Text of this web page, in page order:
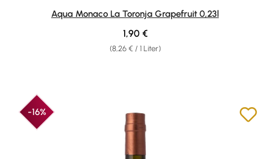
Durchschnittliche Bewertung von 5 von 5 Sternen
Aqua Monaco La Toronja Grapefruit 0,23l
(8,26 € / 1 Liter)
Regulärer Preis:
1,90 €
-16%